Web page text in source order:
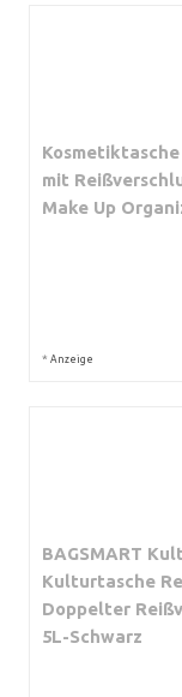
mit
Make Up
* Anzeige
BAGSMART
Kulturtasche
Doppelter
5L-Schwarz